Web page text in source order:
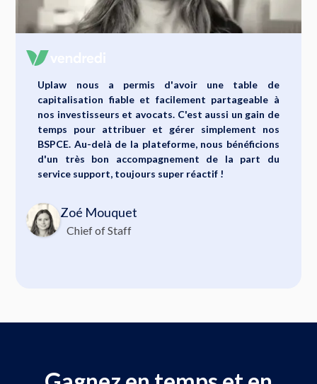
Uplaw nous a permis d'avoir une table de
capitalisation fiable et facilement partageable à
nos investisseurs et avocats. C'est aussi un gain de
temps pour attribuer et gérer simplement nos
BSPCE. Au-delà de la plateforme, nous bénéficions
d'un très bon accompagnement de la part du
service support, toujours super réactif !
Zoé Mouquet
Chief of Staff